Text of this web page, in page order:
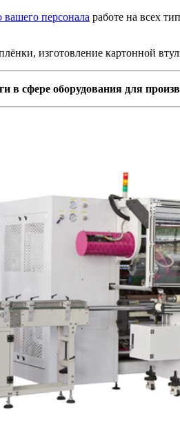
персонала работе на всех
изготовление картонной
в сфере оборудования для